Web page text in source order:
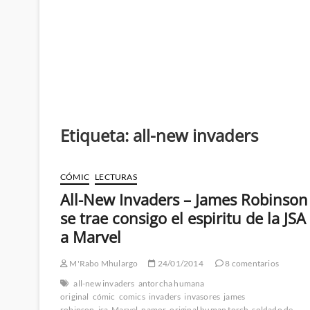
Etiqueta: all-new invaders
CÓMIC LECTURAS
All-New Invaders – James Robinson
se trae consigo el espiritu de la JSA
a Marvel
M'Rabo Mhulargo 24/01/2014
8 comentarios
all-new invaders antorcha humana
original cómic comics invaders invasores james